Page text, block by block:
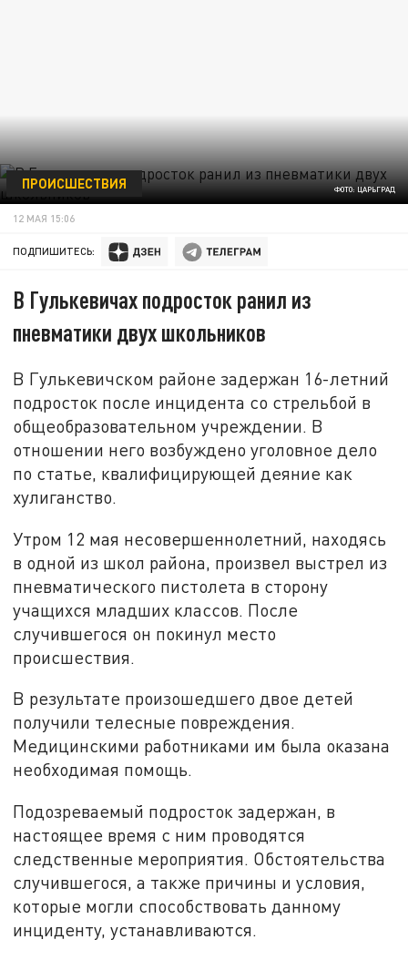
ФОТО: ЦАРЬГРАД
ПРОИСШЕСТВИЯ
12 МАЯ 15:06
ПОДПИШИТЕСЬ:
В Гулькевичах подросток ранил из
пневматики двух школьников
В Гулькевичском районе задержан 16-летний
подросток после инцидента со стрельбой в
общеобразовательном учреждении. В
отношении него возбуждено уголовное дело
по статье, квалифицирующей деяние как
хулиганство.
Утром 12 мая несовершеннолетний, находясь
в одной из школ района, произвел выстрел из
пневматического пистолета в сторону
учащихся младших классов. После
случившегося он покинул место
происшествия.
В результате произошедшего двое детей
получили телесные повреждения.
Медицинскими работниками им была оказана
необходимая помощь.
Подозреваемый подросток задержан, в
настоящее время с ним проводятся
следственные мероприятия. Обстоятельства
случившегося, а также причины и условия,
которые могли способствовать данному
инциденту, устанавливаются.